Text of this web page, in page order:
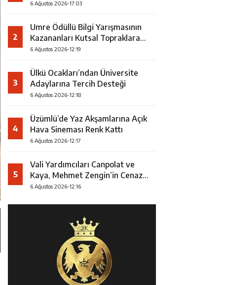
Faaliyeti
6 Ağustos 2026-17:03
2
Umre Ödüllü Bilgi Yarışmasının
Kazananları Kutsal Topraklara
Uğurlandı
6 Ağustos 2026-12:19
3
Ülkü Ocakları’ndan Üniversite
Adaylarına Tercih Desteği
6 Ağustos 2026-12:18
4
Üzümlü’de Yaz Akşamlarına Açık
Hava Sineması Renk Kattı
6 Ağustos 2026-12:17
5
Vali Yardımcıları Canpolat ve
Kaya, Mehmet Zengin’in Cenaze
Törenine Katıldı
6 Ağustos 2026-12:16